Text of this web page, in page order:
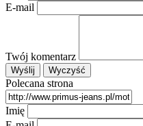
E-mail
Twój komentarz
Polecana strona
Imię